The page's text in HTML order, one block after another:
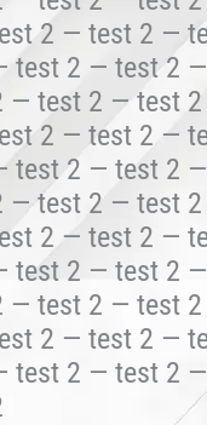
2 — test 2 —
test 2 — test 2
— test 2 — test
2 — test 2 —
test 2 — test 2
— test 2 — test
2 — test 2 —
test 2 — test 2
— test 2 — test
2 — test 2 —
test 2 — test 2